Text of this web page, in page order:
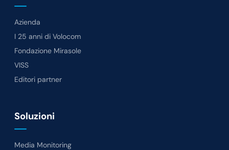
Azienda
I 25 anni di Volocom
Fondazione Mirasole
VISS
Editori partner
Soluzioni
Media Monitoring